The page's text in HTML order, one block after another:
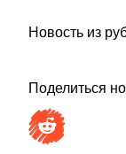
Новость из
Поделиться